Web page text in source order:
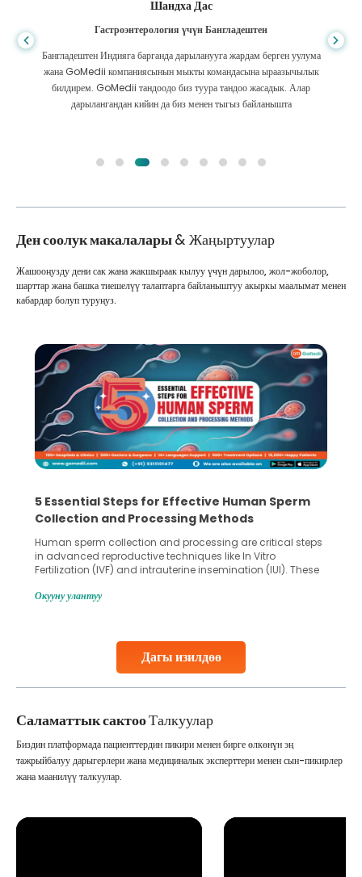
Шандха Дас
Гастроэнтерология үчүн Бангладештен
Бангладештен Индияга барганда дарыланууга жардам берген уулума
жана GoMedii компаниясынын мыкты командасына ыраазычылык
билдирем. GoMedii тандоодо биз туура тандоо жасадык. Алар
дарылангандан кийин да биз менен тыгыз байланышта
Ден соолук макалалары& Жаңыртуулар
Дагы изилдөө
Жашооңузду дени сак жана жакшыраак кылуу үчүн дарылоо, жол-жоболор,
шарттар жана башка тиешелүү талаптарга байланыштуу акыркы маалымат менен
кабардар болуп туруңуз.
5 Essential Steps for Effective Human Sperm
Collection and Processing Methods
Human sperm collection and processing are critical steps
in advanced reproductive techniques like In Vitro
Fertilization (IVF) and intrauterine insemination (IUI). These
challenges and help couples achieve their dream of
collected, they process the
Окууну улантуу
Саламаттык сактооТалкуулар
Биздин платформада пациенттердин пикири менен бирге өлкөнүн эң
тажрыйбалуу дарыгерлери жана медициналык эксперттери менен сын-пикирлер
жана маанилүү талкуулар.